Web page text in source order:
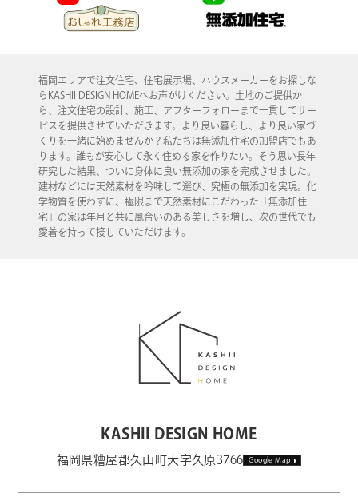
福岡エリアで注文住宅、住宅展示場、ハウスメーカーをお探しな
らKASHII DESIGN HOMEへお声がけください。土地のご提供か
ら、注文住宅の設計、施工、アフターフォローまで一貫してサー
ビスを提供させていただきます。より良い暮らし、より良い家づ
くりを一緒に始めませんか？私たちは無添加住宅の加盟店でもあ
ります。誰もが安心して永く住める家を作りたい。そう思い長年
研究した結果、ついに身体に良い無添加の家を完成させました。
建材などには天然素材を吟味して選び、究極の無添加を実現。化
学物質を使わずに、極限まで天然素材にこだわった「無添加住
宅」の家は年月と共に風合いのある美しさを増し、次の世代でも
愛着を持って接していただけます。
KASHII DESIGN HOME
福岡県糟屋郡久山町大字久原3766 Google Map